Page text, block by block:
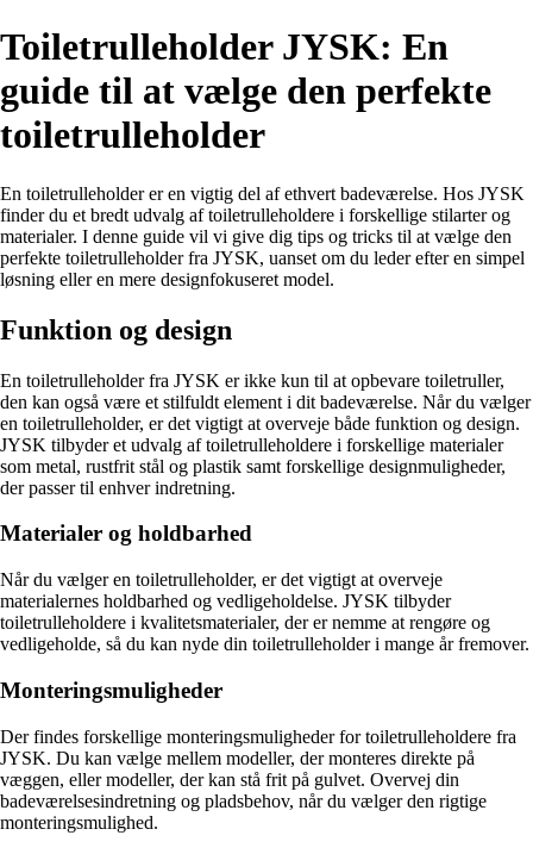
Toiletrulleholder JYSK: En
guide til at vælge den perfekte
toiletrulleholder
En toiletrulleholder er en vigtig del af ethvert badeværelse. Hos JYSK
finder du et bredt udvalg af toiletrulleholdere i forskellige stilarter og
materialer. I denne guide vil vi give dig tips og tricks til at vælge den
perfekte toiletrulleholder fra JYSK, uanset om du leder efter en simpel
løsning eller en mere designfokuseret model.
Funktion og design
En toiletrulleholder fra JYSK er ikke kun til at opbevare toiletruller,
den kan også være et stilfuldt element i dit badeværelse. Når du vælger
en toiletrulleholder, er det vigtigt at overveje både funktion og design.
JYSK tilbyder et udvalg af toiletrulleholdere i forskellige materialer
som metal, rustfrit stål og plastik samt forskellige designmuligheder,
der passer til enhver indretning.
Materialer og holdbarhed
Når du vælger en toiletrulleholder, er det vigtigt at overveje
materialernes holdbarhed og vedligeholdelse. JYSK tilbyder
toiletrulleholdere i kvalitetsmaterialer, der er nemme at rengøre og
vedligeholde, så du kan nyde din toiletrulleholder i mange år fremover.
Monteringsmuligheder
Der findes forskellige monteringsmuligheder for toiletrulleholdere fra
JYSK. Du kan vælge mellem modeller, der monteres direkte på
væggen, eller modeller, der kan stå frit på gulvet. Overvej din
badeværelsesindretning og pladsbehov, når du vælger den rigtige
monteringsmulighed.